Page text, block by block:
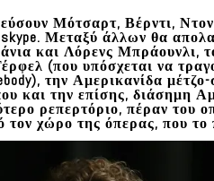
Μότσαρτ, Βέρντι,
Μεταξύ άλλων θα
και Λόρενς Μπράουνλι,
(που υπόσχεται να
την Αμερικανίδα
και την επίσης, διάσημη
ρεπερτόριο, πέραν του
χώρο της όπερας, που το